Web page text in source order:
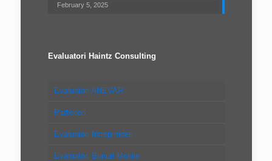
February 5, 2025
Evaluatori Haintz Consulting
Evaluatori ANEVAR
Parteneri
Evaluatori Intreprinderi
Evaluatori Bunuri Mobile